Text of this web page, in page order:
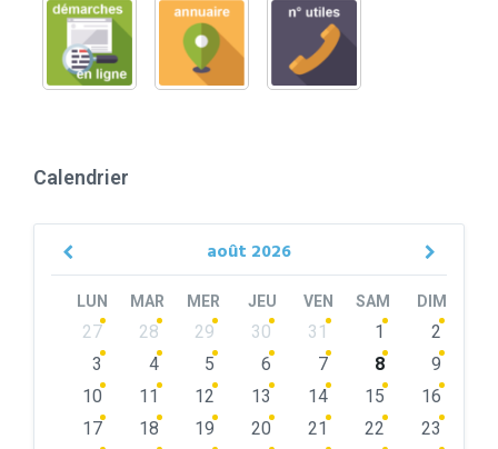
Calendrier
août 2026
Previous
LUN MAR MER JEU VEN SAM DIM
Skip
calendar
27 28 29 30 31 1
2
3
4 5 6 7 8
9
10
11 12 13 14 15
16
17
18 19 20 21 22
23